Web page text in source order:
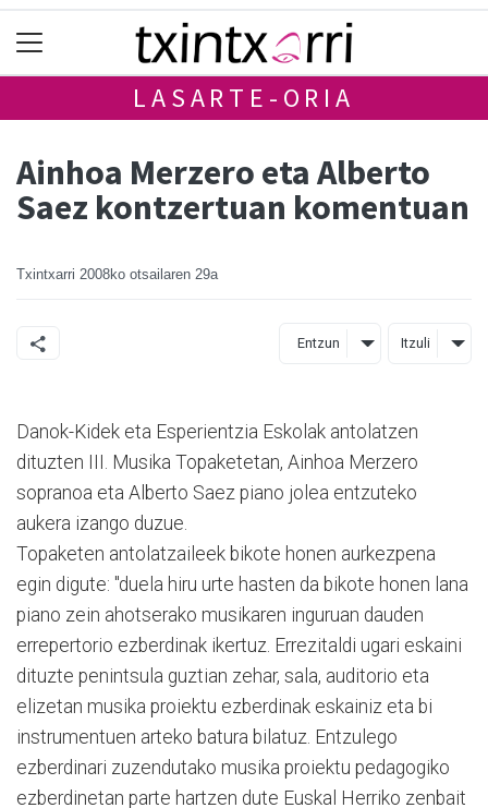
LASARTE-ORIA
Ainhoa Merzero eta Alberto
Saez kontzertuan komentuan
Txintxarri 2008ko otsailaren 29a
Entzun Itzuli
Danok-Kidek eta Esperientzia Eskolak antolatzen
dituzten III. Musika Topaketetan, Ainhoa Merzero
sopranoa eta Alberto Saez piano jolea entzuteko
aukera izango duzue.
Topaketen antolatzaileek bikote honen aurkezpena
egin digute: "duela hiru urte hasten da bikote honen lana
piano zein ahotserako musikaren inguruan dauden
errepertorio ezberdinak ikertuz. Errezitaldi ugari eskaini
dituzte penintsula guztian zehar, sala, auditorio eta
elizetan musika proiektu ezberdinak eskainiz eta bi
instrumentuen arteko batura bilatuz. Entzulego
ezberdinari zuzendutako musika proiektu pedagogiko
ezberdinetan parte hartzen dute Euskal Herriko zenbait